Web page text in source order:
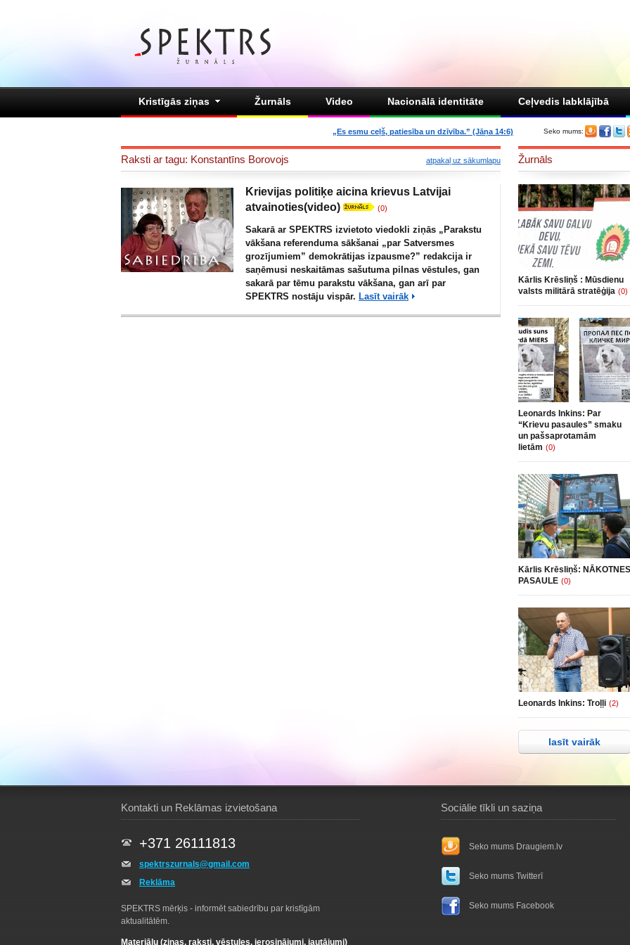
Kristīgās ziņas Žurnāls Video Nacionālā identitāte Ceļvedis labklājībā
Seko mums:
„Es esmu ceļš, patiesība un dzīvība.” (Jāņa 14:6)
Raksti ar tagu: Konstantīns Borovojs atpakaļ uz sākumlapu
Krievijas politiķe aicina krievus Latvijai
atvainoties(video)
(0)
Sakarā ar SPEKTRS izvietoto viedokli ziņās „Parakstu
vākšana referenduma sākšanai „par Satversmes
grozījumiem” demokrātijas izpausme?” redakcija ir
saņēmusi neskaitāmas sašutuma pilnas vēstules, gan
sakarā par tēmu parakstu vākšana, gan arī par
SPEKTRS nostāju vispār. Lasīt vairāk
Žurnāls
Kārlis Krēsliņš : Mūsdienu
valsts militārā stratēģija (0)
Leonards Inkins: Par
“Krievu pasaules” smaku
un pašsaprotamām
lietām (0)
Kārlis Krēsliņš: NĀKOTNES
PASAULE (0)
Leonards Inkins: Troļļi (2)
lasīt vairāk
Kontakti un Reklāmas izvietošana
+371 26111813
spektrszurnals@gmail.com
Reklāma
SPEKTRS mērķis - informēt sabiedrību par kristīgām
aktualitātēm.
Materiālu (ziņas, raksti, vēstules, ierosinājumi, jautājumi)
Sociālie tīkli un saziņa
Seko mums Draugiem.lv
Seko mums Twitterī
Seko mums Facebook